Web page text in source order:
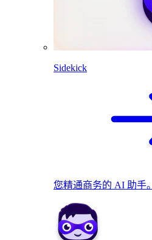
Sidekick
您精通商务的 AI 助手。